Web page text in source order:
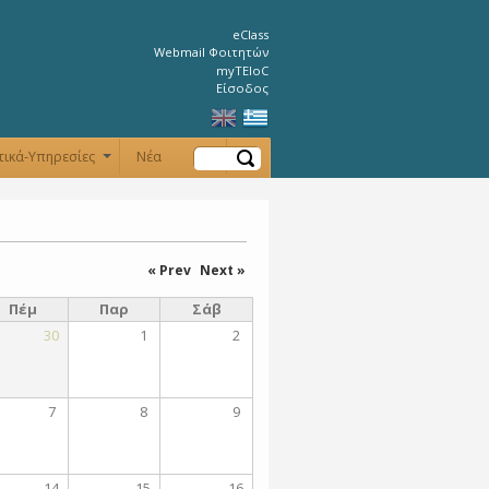
eClass
Webmail Φοιτητών
myTEIoC
Είσοδος
Υπηρεσίες
+
Νέα Αναζήτηση
« Prev Next »
Πέμ Παρ
Σάβ
30 1 2
7 8 9